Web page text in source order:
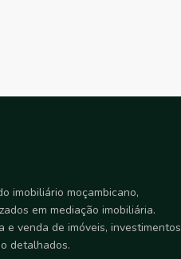
imobiliário moçambicano,
em mediação imobiliária.
e venda de imóveis, investimentos
detalhados.